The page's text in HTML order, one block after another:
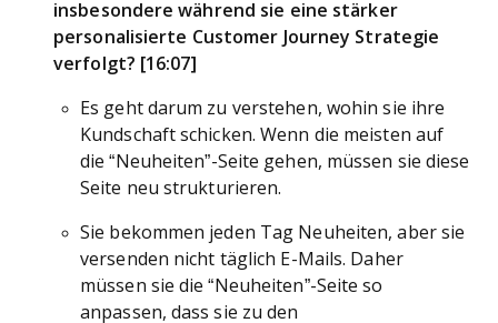
insbesondere während sie eine stärker
personalisierte Customer Journey Strategie
verfolgt? [16:07]
Es geht darum zu verstehen, wohin sie ihre
Kundschaft schicken. Wenn die meisten auf
die “Neuheiten”-Seite gehen, müssen sie diese
Seite neu strukturieren.
Sie bekommen jeden Tag Neuheiten, aber sie
versenden nicht täglich E-Mails. Daher
müssen sie die “Neuheiten”-Seite so
anpassen, dass sie zu den